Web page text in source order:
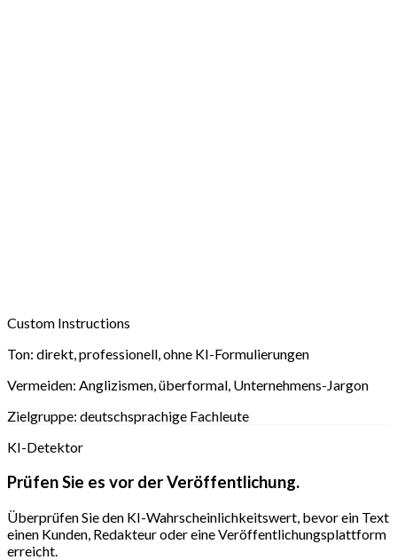
Custom Instructions
Ton: direkt, professionell, ohne KI-Formulierungen
Vermeiden: Anglizismen, überformal, Unternehmens-Jargon
Zielgruppe: deutschsprachige Fachleute
KI-Detektor
Prüfen Sie es vor der Veröffentlichung.
Überprüfen Sie den KI-Wahrscheinlichkeitswert, bevor ein Text
einen Kunden, Redakteur oder eine Veröffentlichungsplattform
erreicht.